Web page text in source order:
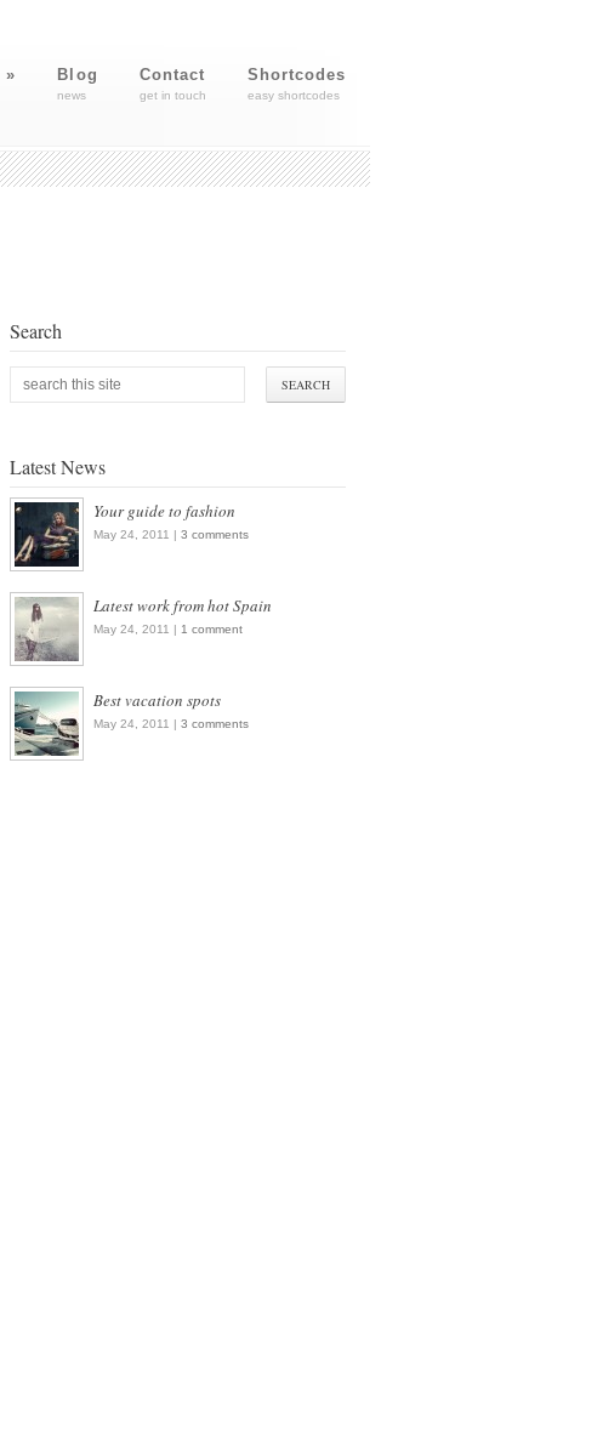
» Blog
news
Contact
get in touch
Shortcodes
easy shortcodes
Search
Latest News
Your guide to fashion
May 24, 2011 | 3 comments
Latest work from hot Spain
May 24, 2011 | 1 comment
Best vacation spots
May 24, 2011 | 3 comments